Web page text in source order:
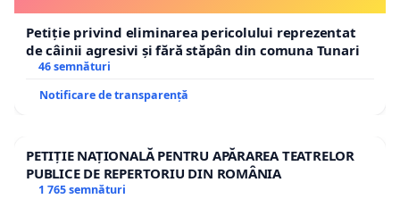
Petiție privind eliminarea pericolului reprezentat
de câinii agresivi și fără stăpân din comuna Tunari
46 semnături
Notificare de transparență
PETIȚIE NAȚIONALĂ PENTRU APĂRAREA TEATRELOR
PUBLICE DE REPERTORIU DIN ROMÂNIA
1 765 semnături